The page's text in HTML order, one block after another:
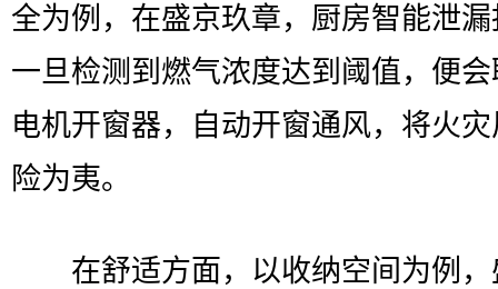
全为例，在盛京玖章，厨房智能泄
一旦检测到燃气浓度达到阈值，便
电机开窗器，自动开窗通风，将火
险为夷。
在舒适方面，以收纳空间为例，